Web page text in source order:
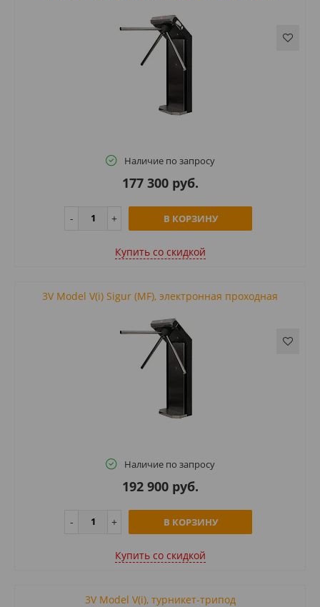
Наличие по запросу
177 300 руб.
В КОРЗИНУ
Купить cо скидкой
3V Model V(i) Sigur (MF), электронная проходная
Наличие по запросу
192 900 руб.
В КОРЗИНУ
Купить cо скидкой
3V Model V(i), турникет-трипод